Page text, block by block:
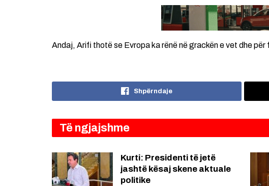
Andaj, Arifi thotë se Evropa ka rënë në grackën e vet dhe
Shpërndaje
Të ngjajshme
Kurti: Presidenti të jetë
jashtë kësaj skene aktuale
politike